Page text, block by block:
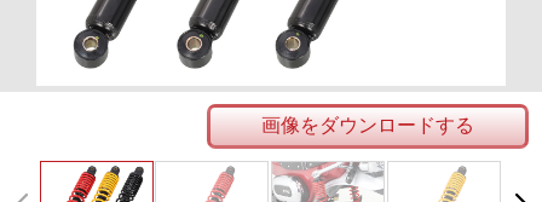
画像をダウンロードする